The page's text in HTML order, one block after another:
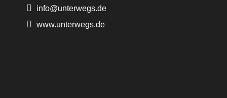
info@unterwegs.de
www.unterwegs.de